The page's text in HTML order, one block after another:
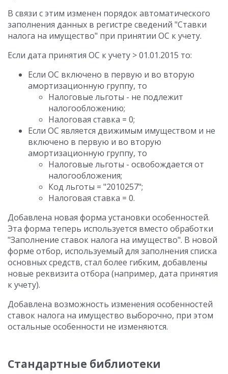
В связи с этим изменен порядок автоматического
заполнения данных в регистре сведений "Ставки
налога на имущество" при принятии ОС к учету.
Если дата принятия ОС к учету > 01.01.2015 то:
Если ОС включено в первую и во вторую
амортизационную группу, то
Налоговые льготы - не подлежит
налогообложению;
Налоговая ставка = 0;
Если ОС является движимым имуществом и не
включено в первую и во вторую
амортизационную группу, то
Налоговые льготы - освобождается от
налогообложения;
Код льготы = "2010257";
Налоговая ставка = 0.
Добавлена новая форма установки особенностей.
Эта форма теперь используется вместо обработки
"Заполнение ставок налога на имущество". В новой
форме отбор, используемый для заполнения списка
основных средств, стал более гибким, добавлены
новые реквизита отбора (например, дата принятия
к учету).
Добавлена возможность изменения особенностей
ставок налога на имущество выборочно, при этом
остальные особенности не изменяются.
Стандартные библиотеки